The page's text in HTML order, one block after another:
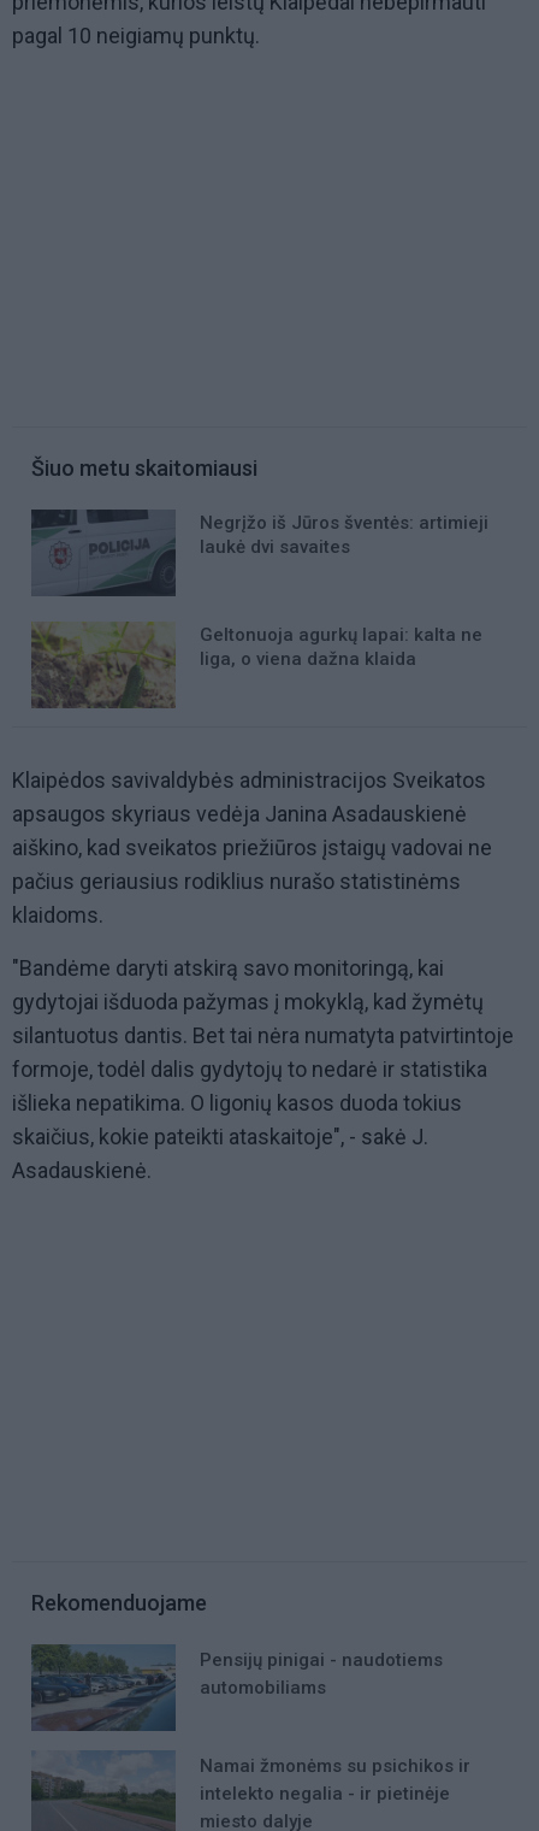
pagal 10 neigiamų punktų.
Šiuo metu skaitomiausi
Negrįžo iš Jūros šventės: artimieji
laukė dvi savaites
Geltonuoja agurkų lapai: kalta ne
liga, o viena dažna klaida
Klaipėdos savivaldybės administracijos Sveikatos
apsaugos skyriaus vedėja Janina Asadauskienė
aiškino, kad sveikatos priežiūros įstaigų vadovai ne
pačius geriausius rodiklius nurašo statistinėms
klaidoms.
"Bandėme daryti atskirą savo monitoringą, kai
gydytojai išduoda pažymas į mokyklą, kad žymėtų
silantuotus dantis. Bet tai nėra numatyta patvirtintoje
formoje, todėl dalis gydytojų to nedarė ir statistika
išlieka nepatikima. O ligonių kasos duoda tokius
skaičius, kokie pateikti ataskaitoje", - sakė J.
Asadauskienė.
Rekomenduojame
Pensijų pinigai - naudotiems
automobiliams
Namai žmonėms su psichikos ir
intelekto negalia - ir pietinėje
miesto dalyje